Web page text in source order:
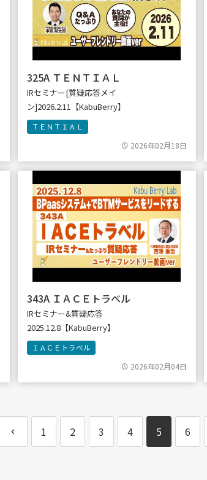
325A ＴＥＮＴＩＡＬ
IRセミナー[質疑応答メイ
ン]2026.2.11【KabuBerry】
ＴＥＮＴＩＡＬ
2026年02月18日
343A ＩＡＣＥトラベル
IRセミナー&質疑応答
2025.12.8【KabuBerry】
ＩＡＣＥトラベル
2026年02月04日
1 2 3 4 5 6